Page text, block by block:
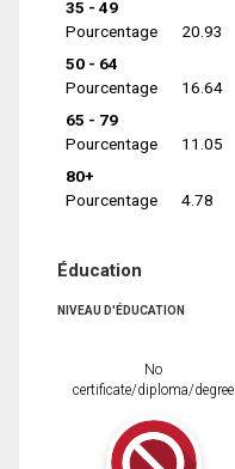
35 - 49
Pourcentage
20.93
50 - 64
Pourcentage
16.64
65 - 79
Pourcentage
11.05
80+
Pourcentage
4.78
Éducation
NIVEAU D'ÉDUCATION
No
certificate/diploma/degree